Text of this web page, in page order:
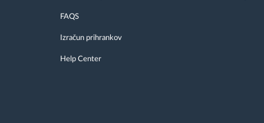
FAQS
Izračun prihrankov
Help Center